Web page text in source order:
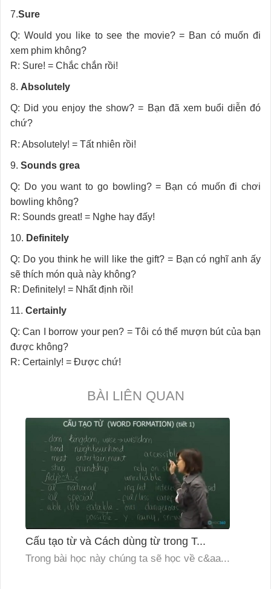
7.Sure
Q: Would you like to see the movie? = Ban có muốn đi
xem phim không?
R: Sure! = Chắc chắn rồi!
8. Absolutely
Q: Did you enjoy the show? = Bạn đã xem buổi diễn đó
chứ?
R: Absolutely! = Tất nhiên rồi!
9. Sounds grea
Q: Do you want to go bowling? = Bạn có muốn đi chơi
bowling không?
R: Sounds great! = Nghe hay đấy!
10. Definitely
Q: Do you think he will like the gift? = Bạn có nghĩ anh ấy
sẽ thích món quà này không?
R: Definitely! = Nhất định rồi!
11. Certainly
Q: Can I borrow your pen? = Tôi có thể mượn bút của bạn
được không?
R: Certainly! = Được chứ!
BÀI LIÊN QUAN
Cấu tạo từ và Cách dùng từ trong T...
Trong bài học này chúng ta sẽ học về c&aa...